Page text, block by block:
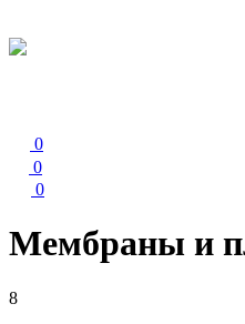
0
0
0
Мембраны и
8